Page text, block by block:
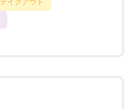
テイクアウト